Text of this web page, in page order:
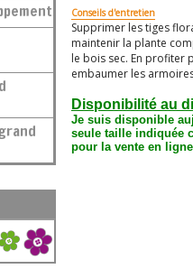
Conseils d'entretien
Supprimer les tiges
maintenir la plante
le bois sec. En profiter
embaumer les
Disponibilité au
Je suis disponible
seule taille indiquée
pour la vente en